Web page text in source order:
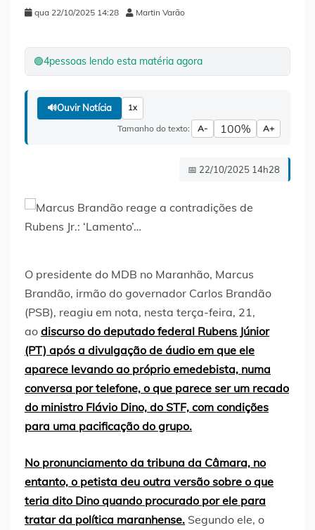
qua 22/10/2025 14:28 Martin Varão
🟢4pessoas lendo esta matéria agora
🔊Ouvir Notícia 1x
Tamanho do texto: A- 100% A+
📅 22/10/2025 14h28
O presidente do MDB no Maranhão, Marcus
Brandão, irmão do governador Carlos Brandão
(PSB), reagiu em nota, nesta terça-feira, 21,
ao discurso do deputado federal Rubens Júnior
(PT) após a divulgação de áudio em que ele
aparece levando ao próprio emedebista, numa
conversa por telefone, o que parece ser um recado
do ministro Flávio Dino, do STF, com condições
para uma pacificação do grupo.
No pronunciamento da tribuna da Câmara, no
entanto, o petista deu outra versão sobre o que
teria dito Dino quando procurado por ele para
tratar da política maranhense. Segundo ele, o